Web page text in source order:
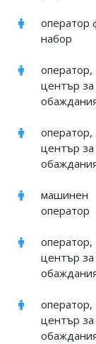
оператор
набор
оператор,
център за
оператор,
център за
машинен
оператор
оператор,
център за
оператор,
център за